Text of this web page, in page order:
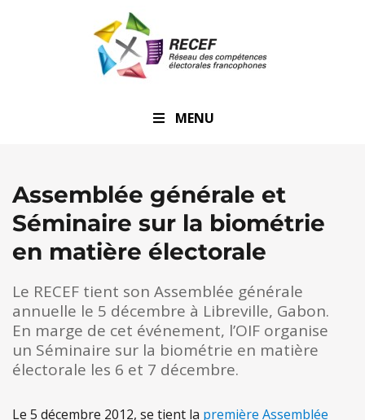
Assemblée générale et
Séminaire sur la biométrie
en matière électorale
Le RECEF tient son Assemblée générale
annuelle le 5 décembre à Libreville, Gabon.
En marge de cet événement, l’OIF organise
un Séminaire sur la biométrie en matière
électorale les 6 et 7 décembre.
Le 5 décembre 2012, se tient la première Assemblée
MENU